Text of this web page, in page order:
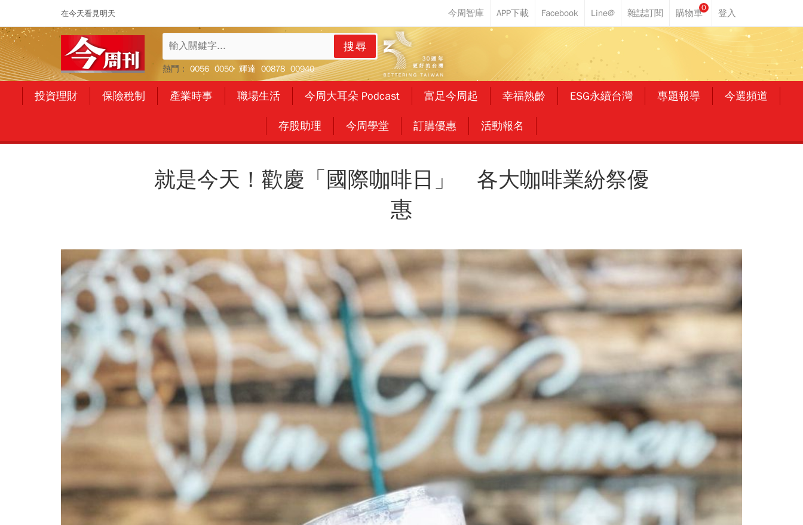
在今天看見明天
0
搜尋
熱門： 0056 0050 輝達 00878 00940
投資理財 保險稅制 產業時事 職場生活 今周大耳朵 Podcast 富足今周起 幸福熟齡 ESG永續台灣 專題報導 今選頻道
存股助理 今周學堂 訂購優惠 活動報名
就是今天！歡慶「國際咖啡日」 各大咖啡業紛祭優
惠